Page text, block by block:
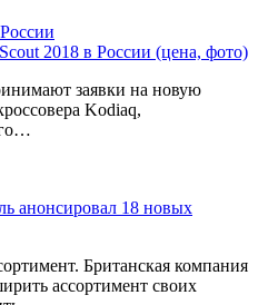
2018 в России (цена, фото)
заявки на новую
Kodiaq,
анонсировал 18 новых
Британская компания
ассортимент своих